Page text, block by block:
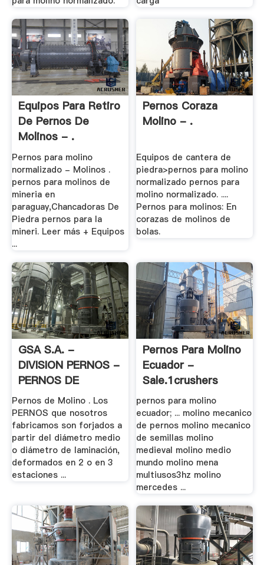
Equipos Para Retiro
De Pernos De
Molinos - .
Pernos para molino
normalizado - Molinos .
pernos para molinos de
mineria en
paraguay,Chancadoras De
Piedra pernos para la
mineri. Leer más + Equipos
...
Pernos Coraza
Molino - .
Equipos de cantera de
piedra>pernos para molino
normalizado pernos para
molino normalizado. ....
Pernos para molinos: En
corazas de molinos de
bolas.
GSA S.A. -
DIVISION PERNOS -
PERNOS DE
MOLINO
Pernos de Molino . Los
PERNOS que nosotros
fabricamos son forjados a
partir del diámetro medio
o diámetro de laminación,
deformados en 2 o en 3
estaciones ...
Pernos Para Molino
Ecuador -
Sale.1crushers
pernos para molino
ecuador; ... molino mecanico
de pernos molino mecanico
de semillas molino
medieval molino medio
mundo molino mena
multiusos3hz molino
mercedes ...